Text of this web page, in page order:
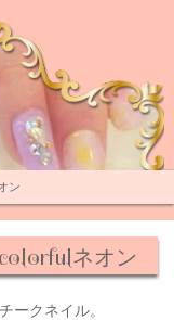
ン
ネオン
ークネイル。